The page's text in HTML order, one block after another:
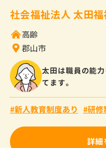
社会福祉法人 太田
高齢
郡山市
太田は職員の能
てます。
新人教育制度あり 研修
詳細